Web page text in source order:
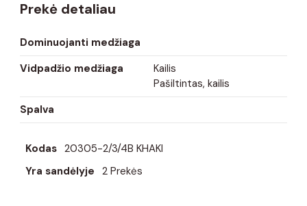
Prekė detaliau
Dominuojanti medžiaga
Vidpadžio medžiaga
Kailis
Pašiltintas, kailis
Spalva
Kodas 20305-2/3/4B KHAKI
Yra sandėlyje 2 Prekės